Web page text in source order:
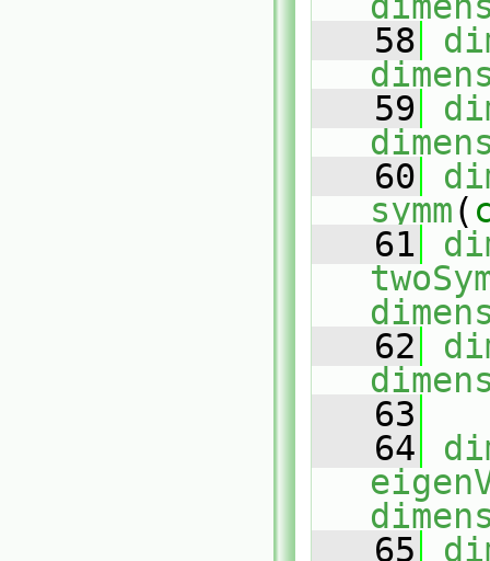
   58
   59
   60
symm(
   61
   62
   63
   64
   65